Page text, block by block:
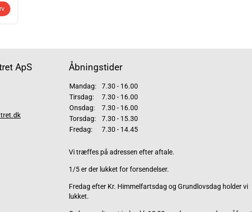
ApS Åbningstider
Mandag:
7.30 - 16.00
Tirsdag:
7.30 - 16.00
Onsdag:
7.30 - 16.00
Torsdag:
7.30 - 15.30
Fredag:
7.30 - 14.45
Vi træffes på adressen efter aftale.
1/5 er der lukket for forsendelser.
Fredag efter Kr. Himmelfartsdag og Grundlovsdag holder vi
lukket.